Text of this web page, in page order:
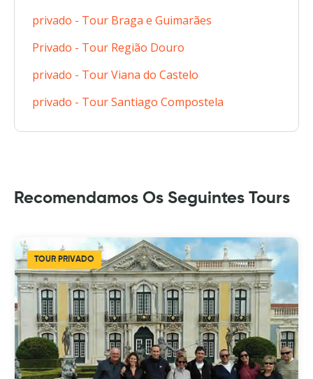
privado - Tour Braga e Guimarães
Privado - Tour Região Douro
privado - Tour Viana do Castelo
privado - Tour Santiago Compostela
Recomendamos Os Seguintes Tours
TOUR PRIVADO